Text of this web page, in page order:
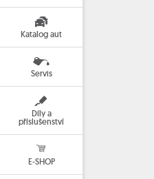
Katalog aut
Servis
Díly a
příslušenství
E-SHOP